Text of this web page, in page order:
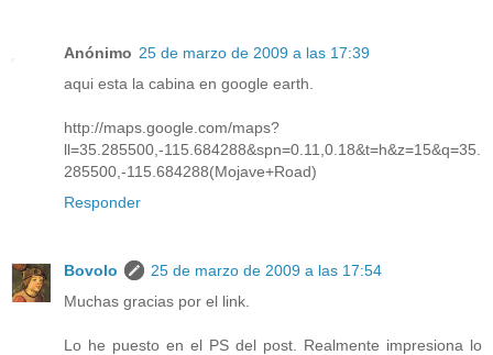
Anónimo 25 de marzo de 2009 a las 17:39
aqui esta la cabina en google earth.
http://maps.google.com/maps?
ll=35.285500,-115.684288&spn=0.11,0.18&t=h&z=15&q=35.
285500,-115.684288(Mojave+Road)
Responder
Bovolo
25 de marzo de 2009 a las 17:54
Muchas gracias por el link.
Lo he puesto en el PS del post. Realmente impresiona lo